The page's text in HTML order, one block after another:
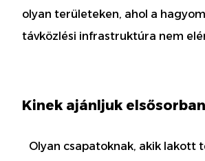
olyan területeken, ahol a
távközlési infrastruktúra nem
Kinek ajánljuk
Olyan csapatoknak, akik lakott